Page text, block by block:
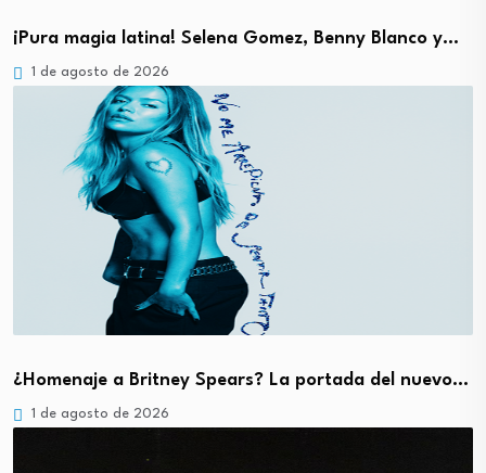
¡Pura magia latina! Selena Gomez, Benny Blanco y…
1 de agosto de 2026
¿Homenaje a Britney Spears? La portada del nuevo…
1 de agosto de 2026